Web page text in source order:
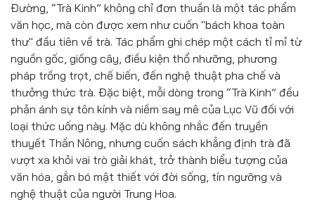
Đường, “Trà Kinh” không chỉ đơn thuần là một tác phẩm
văn học, mà còn được xem như cuốn "bách khoa toàn
thư" đầu tiên về trà. Tác phẩm ghi chép một cách tỉ mỉ từ
nguồn gốc, giống cây, điều kiện thổ nhưỡng, phương
pháp trồng trọt, chế biến, đến nghệ thuật pha chế và
thưởng thức trà. Đặc biệt, mỗi dòng trong “Trà Kinh” đều
phản ánh sự tôn kính và niềm say mê của Lục Vũ đối với
loại thức uống này. Mặc dù không nhắc đến truyền
thuyết Thần Nông, nhưng cuốn sách khẳng định trà đã
vượt xa khỏi vai trò giải khát, trở thành biểu tượng của
văn hóa, gắn bó mật thiết với đời sống, tín ngưỡng và
nghệ thuật của người Trung Hoa.